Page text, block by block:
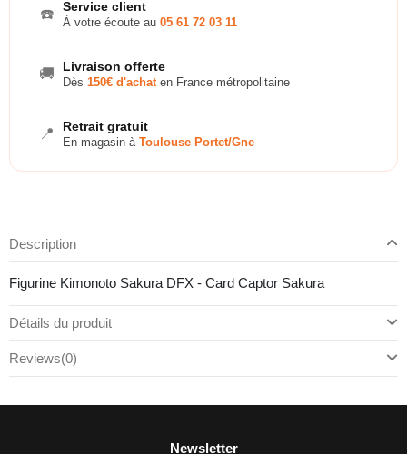
☎️ Service client
À votre écoute au 05 61 72 03 11
🚚 Livraison offerte
Dès 150€ d'achaten France métropolitaine
📍 Retrait gratuit
En magasin à Toulouse Portet/Gne
Description
Figurine Kimonoto Sakura DFX - Card Captor Sakura
Détails du produit
Reviews(0)
Newsletter